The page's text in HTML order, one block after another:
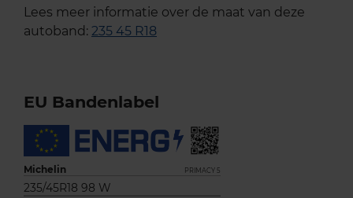
Lees meer informatie over de maat van deze
autoband: 235 45 R18
EU Bandenlabel
Michelin PRIMACY 5
235/45R18 98 W